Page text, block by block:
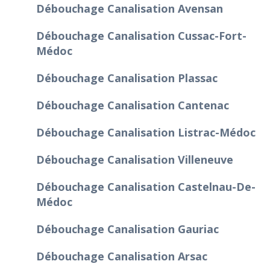
Débouchage Canalisation Avensan
Débouchage Canalisation Cussac-Fort-
Médoc
Débouchage Canalisation Plassac
Débouchage Canalisation Cantenac
Débouchage Canalisation Listrac-Médoc
Débouchage Canalisation Villeneuve
Débouchage Canalisation Castelnau-De-
Médoc
Débouchage Canalisation Gauriac
Débouchage Canalisation Arsac